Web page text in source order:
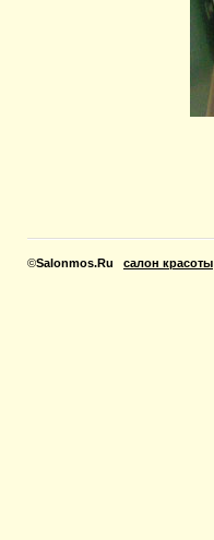
©Salonmos.Ru салон красоты